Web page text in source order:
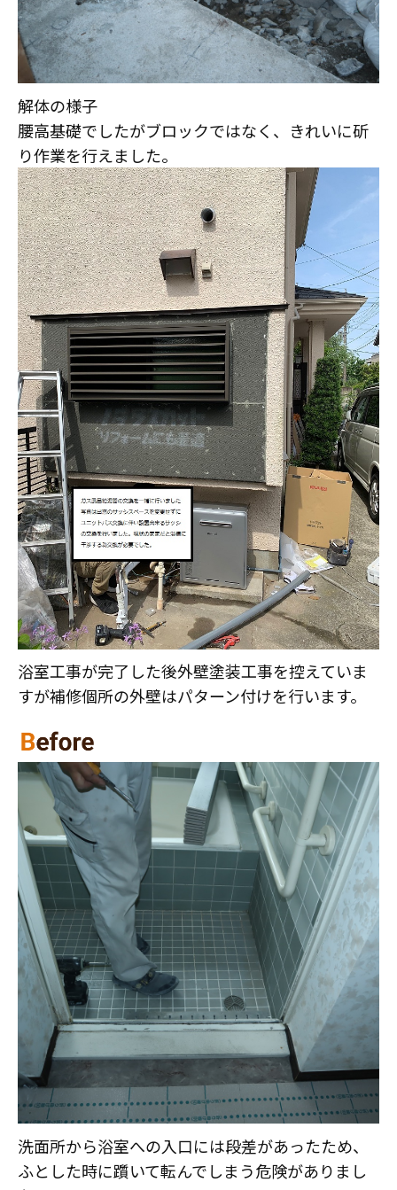
解体の様子
腰高基礎でしたがブロックではなく、きれいに斫
り作業を行えました。
浴室工事が完了した後外壁塗装工事を控えていま
すが補修個所の外壁はパターン付けを行います。
洗面所から浴室への入口には段差があったため、
ふとした時に躓いて転んでしまう危険がありまし